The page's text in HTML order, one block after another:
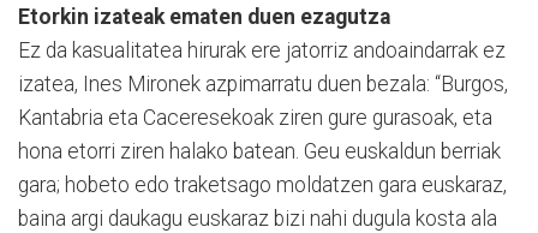
Etorkin izateak ematen duen ezagutza
Ez da kasualitatea hirurak ere jatorriz andoaindarrak ez
izatea, Ines Mironek azpimarratu duen bezala: “Burgos,
Kantabria eta Caceresekoak ziren gure gurasoak, eta
hona etorri ziren halako batean. Geu euskaldun berriak
gara; hobeto edo traketsago moldatzen gara euskaraz,
baina argi daukagu euskaraz bizi nahi dugula kosta ala